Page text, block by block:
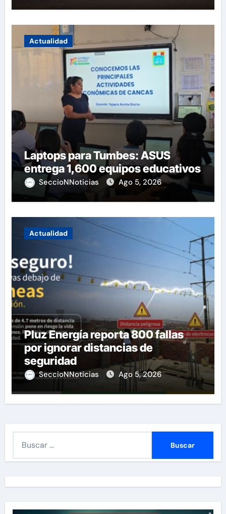
Actualidad
Laptops para Tumbes: ASUS
entrega 1,600 equipos educativos
SeccioNNoticias Ago 5, 2026
Actualidad
Pluz Energía reporta 800 fallas
por ignorar distancias de
seguridad
SeccioNNoticias Ago 5, 2026
r